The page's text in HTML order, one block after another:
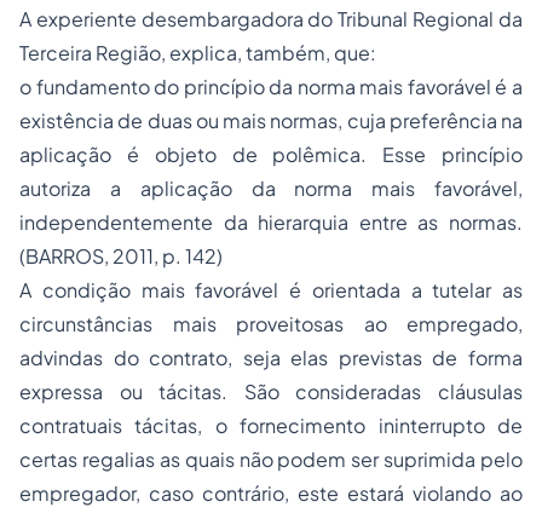
A experiente desembargadora do Tribunal Regional da
Terceira Região, explica, também, que:
o fundamento do princípio da norma mais favorável é a
existência de duas ou mais normas, cuja preferência na
aplicação é objeto de polêmica. Esse princípio
autoriza a aplicação da norma mais favorável,
independentemente da hierarquia entre as normas.
(BARROS, 2011, p. 142)
A condição mais favorável é orientada a tutelar as
circunstâncias mais proveitosas ao empregado,
advindas do contrato, seja elas previstas de forma
expressa ou tácitas. São consideradas cláusulas
contratuais tácitas, o fornecimento ininterrupto de
certas regalias as quais não podem ser suprimida pelo
empregador, caso contrário, este estará violando ao